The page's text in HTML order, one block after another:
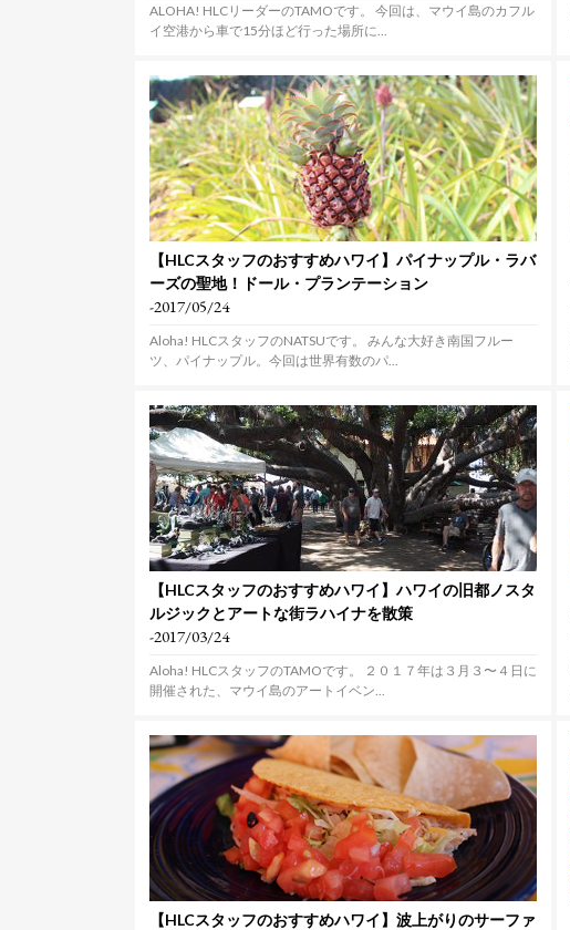
ALOHA! HLCリーダーのTAMOです。 今回は、マウイ島のカフル
イ空港から車で15分ほど行った場所に...
【HLCスタッフのおすすめハワイ】パイナップル・ラバ
ーズの聖地！ドール・プランテーション
-2017/05/24
Aloha! HLCスタッフのNATSUです。 みんな大好き南国フルー
ツ、パイナップル。今回は世界有数のパ...
【HLCスタッフのおすすめハワイ】ハワイの旧都ノスタ
ルジックとアートな街ラハイナを散策
-2017/03/24
Aloha! HLCスタッフのTAMOです。 ２０１７年は３月３〜４日に
開催された、マウイ島のアートイベン...
【HLCスタッフのおすすめハワイ】波上がりのサーファ